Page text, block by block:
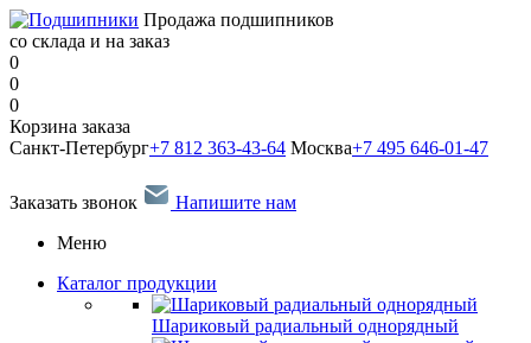
Продажа подшипников
со склада и на заказ
0
0
0
Корзина заказа
Санкт-Петербург+7 812 363-43-64 Москва+7 495 646-01-47
Заказать звонок
Напишите нам
Меню
Каталог продукции
Шариковый радиальный однорядный